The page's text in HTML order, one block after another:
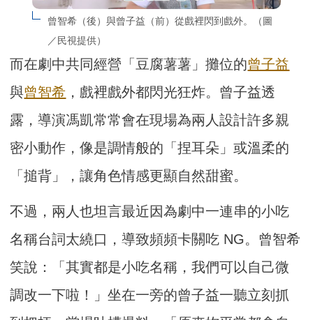
曾智希（後）與曾子益（前）從戲裡閃到戲外。（圖
／民視提供）
而在劇中共同經營「豆腐薯薯」攤位的曾子益
與曾智希 ，戲裡戲外都閃光狂炸。曾子益透
露，導演馮凱常常會在現場為兩人設計許多親
密小動作，像是調情般的「捏耳朵」或溫柔的
「搥背」，讓角色情感更顯自然甜蜜。
不過，兩人也坦言最近因為劇中一連串的小吃
名稱台詞太繞口，導致頻頻卡關吃 NG。曾智希
笑說：「其實都是小吃名稱，我們可以自己微
調改一下啦！」坐在一旁的曾子益一聽立刻抓